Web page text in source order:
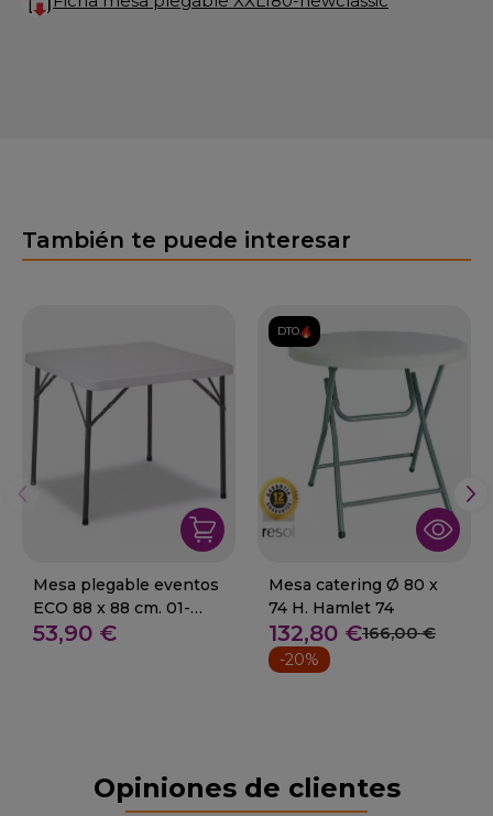
También te puede interesar
Mesa plegable eventos
ECO 88 x 88 cm. 01-
Aracena
53,90 €
DTO.
Mesa catering Ø 80 x
74 H. Hamlet 74
132,80 €166,00 €
-20%
Opiniones de clientes